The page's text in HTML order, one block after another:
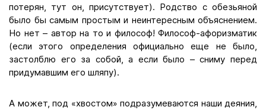
потерян, тут он, присутствует). Родство с обезьяной
было бы самым простым и неинтересным объяснением.
Но нет – автор на то и философ! Философ-афоризматик
(если этого определения официально еще не было,
застолблю его за собой, а если было – сниму перед
придумавшим его шляпу).
А может, под «хвостом» подразумеваются наши деяния,